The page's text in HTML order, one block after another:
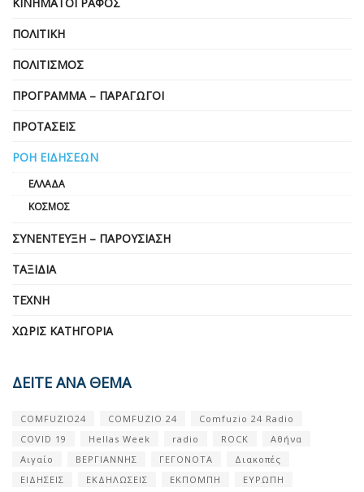
ΠΟΛΙΤΙΚΉ
ΠΟΛΙΤΙΣΜΌΣ
ΠΡΌΓΡΑΜΜΑ – ΠΑΡΑΓΩΓΟΊ
ΠΡΟΤΆΣΕΙΣ
ΡΟΉ ΕΙΔΉΣΕΩΝ
ΕΛΛΆΔΑ
ΚΌΣΜΟΣ
ΣΥΝΈΝΤΕΥΞΗ – ΠΑΡΟΥΣΊΑΣΗ
ΤΑΞΊΔΙΑ
ΤΈΧΝΗ
ΧΩΡΊΣ ΚΑΤΗΓΟΡΊΑ
ΔΕΙΤΕ ΑΝΑ ΘΕΜΑ
COMFUZIO24 COMFUZIO 24
Comfuzio 24 Radio
COVID 19
Hellas Week radio ROCK
Αθήνα
Αιγαίο
ΒΕΡΓΙΑΝΝΗΣ ΓΕΓΟΝΟΤΑ
Διακοπές
ΕΙΔΗΣΕΙΣ
ΕΚΔΗΛΩΣΕΙΣ ΕΚΠΟΜΠΗ
ΕΥΡΩΠΗ